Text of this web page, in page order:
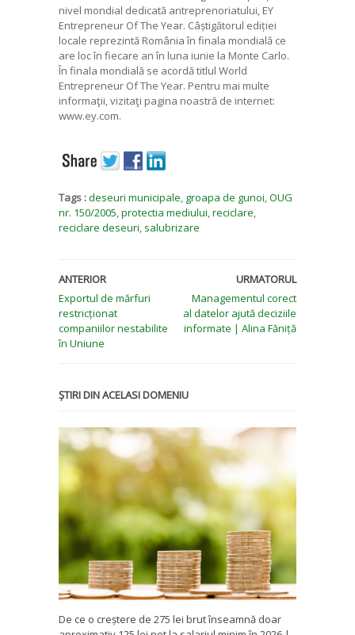
nivel mondial dedicată antreprenoriatului, EY
Entrepreneur Of The Year. Câștigătorul ediției
locale reprezintă România în finala mondială ce
are loc în fiecare an în luna iunie la Monte Carlo.
În finala mondială se acordă titlul World
Entrepreneur Of The Year. Pentru mai multe
informaţii, vizitaţi pagina noastră de internet:
www.ey.com.
Tags :deseuri municipale, groapa de gunoi,OUG
nr. 150/2005,protectia mediului,reciclare,
reciclare deseuri, salubrizare
ANTERIOR
Exportul de mărfuri
restricționat
companiilor nestabilite
în Uniune
URMATORUL
Managementul corect
al datelor ajută deciziile
informate | Alina Făniță
ȘTIRI DIN ACELASI DOMENIU
De ce o creștere de 275 lei brut înseamnă doar